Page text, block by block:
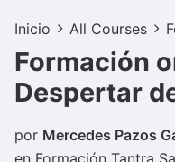
Inicio All Courses
Formación
Despertar
por Mercedes Pazos
en Formación Tantra